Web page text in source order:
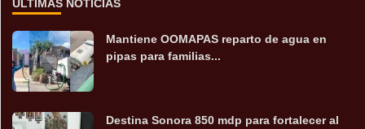
ÚLTIMAS NOTICIAS
Mantiene OOMAPAS reparto de agua en
pipas para familias...
Destina Sonora 850 mdp para fortalecer al